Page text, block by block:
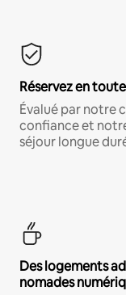
Réservez en
Évalué par notre
confiance et
séjour longue
Des logements
nomades